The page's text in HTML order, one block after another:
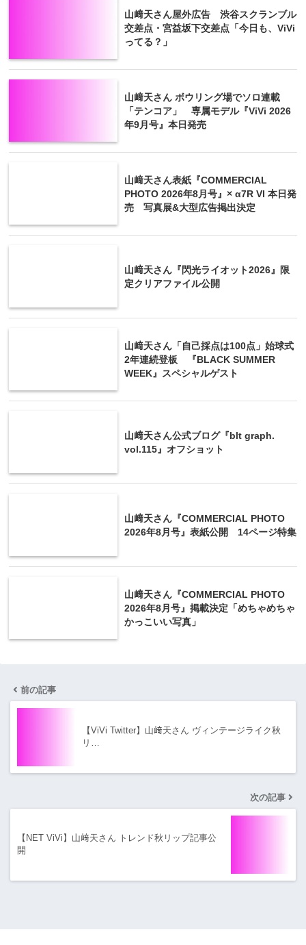
山﨑天さん屋外広告 渋谷スクランブル
交差点・宮益坂下交差点「今日も、ViVi
ってる？」
山﨑天さん ボウリング場でソロ連載
「テンコア」 専属モデル『ViVi 2026
年9月号』本日発売
山﨑天さん表紙『COMMERCIAL
PHOTO 2026年8月号』× α7R VI 本日発
売 写真展&大型広告掲出決定
山﨑天さん『閃光ライオット2026』限
定クリアファイル公開
山﨑天さん「自己採点は100点」始球式
2年連続登板 『BLACK SUMMER
WEEK』スペシャルゲスト
山﨑天さん公式ブログ『blt graph.
vol.115』オフショット
山﨑天さん『COMMERCIAL PHOTO
2026年8月号』表紙公開 14ページ特集
山﨑天さん『COMMERCIAL PHOTO
2026年8月号』掲載決定「めちゃめちゃ
かっこいい写真」
前の記事
【ViVi Twitter】山﨑天さん ヴィンテージライク秋
リ…
次の記事
【NET ViVi】山﨑天さん トレンド秋リップ記事公
開